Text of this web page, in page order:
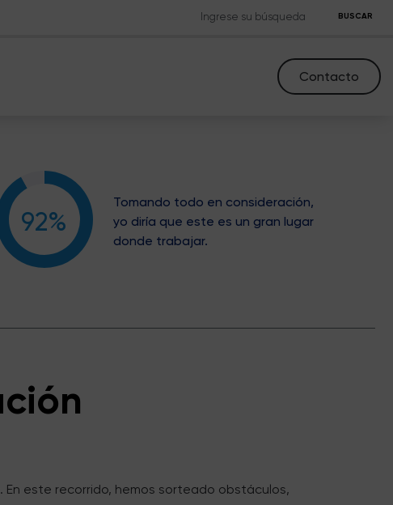
BUSCAR
Contacto
92%
Tomando todo en consideración,
yo diría que este es un gran lugar
donde trabajar.
En este recorrido, hemos sorteado obstáculos,